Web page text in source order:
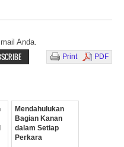
Anda.
Print PDF
Mendahulukan
Bagian Kanan
dalam Setiap
Perkara